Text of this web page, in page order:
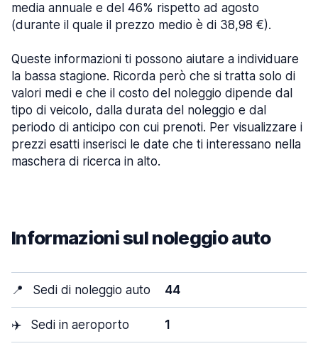
media annuale e del 46% rispetto ad agosto
(durante il quale il prezzo medio è di 38,98 €).
Queste informazioni ti possono aiutare a individuare
la bassa stagione. Ricorda però che si tratta solo di
valori medi e che il costo del noleggio dipende dal
tipo di veicolo, dalla durata del noleggio e dal
periodo di anticipo con cui prenoti. Per visualizzare i
prezzi esatti inserisci le date che ti interessano nella
maschera di ricerca in alto.
Informazioni sul noleggio auto
📍 Sedi di noleggio auto 44
✈️ Sedi in aeroporto 1